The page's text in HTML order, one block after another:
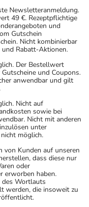
Newsletteranmeldung.
49 €. Rezeptpflichtige
und
Gutschein
Nicht kombinierbar
und Rabatt-Aktionen.
Der Bestellwert
und Coupons.
anwendbar und gilt
Nicht auf
sowie bei
Nicht mit anderen
unter
möglich.
von Kunden auf unseren
dass diese nur
oder
erworben haben.
des Wortlauts
werden, die insoweit zu